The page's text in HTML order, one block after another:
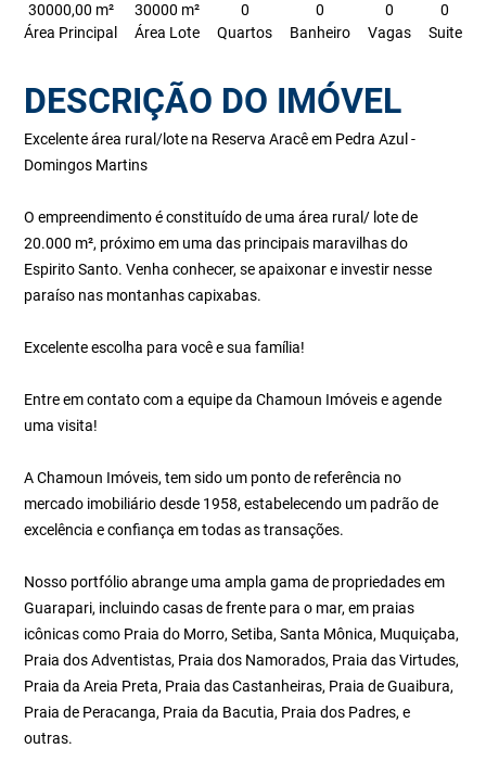
30000,00 m²
Área Principal
30000 m²
Área Lote
0
Quartos
0
Banheiro
0
Vagas
0
Suite
DESCRIÇÃO DO IMÓVEL
Excelente área rural/lote na Reserva Aracê em Pedra Azul -
Domingos Martins
O empreendimento é constituído de uma área rural/ lote de
20.000 m², próximo em uma das principais maravilhas do
Espirito Santo. Venha conhecer, se apaixonar e investir nesse
paraíso nas montanhas capixabas.
Excelente escolha para você e sua família!
Entre em contato com a equipe da Chamoun Imóveis e agende
uma visita!
A Chamoun Imóveis, tem sido um ponto de referência no
mercado imobiliário desde 1958, estabelecendo um padrão de
excelência e confiança em todas as transações.
Nosso portfólio abrange uma ampla gama de propriedades em
Guarapari, incluindo casas de frente para o mar, em praias
icônicas como Praia do Morro, Setiba, Santa Mônica, Muquiçaba,
Praia dos Adventistas, Praia dos Namorados, Praia das Virtudes,
Praia da Areia Preta, Praia das Castanheiras, Praia de Guaibura,
Praia de Peracanga, Praia da Bacutia, Praia dos Padres, e
outras.